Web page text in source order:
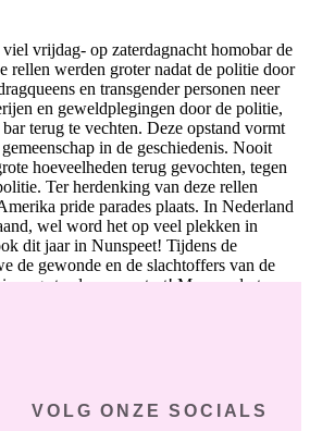
vrijdag- op zaterdagnacht homobar de
rellen werden groter nadat de politie door
en transgender personen neer
en geweldplegingen door de politie,
terug te vechten. Deze opstand vormt
in de geschiedenis. Nooit
hoeveelheden terug gevochten, tegen
Ter herdenking van deze rellen
pride parades plaats. In Nederland
wel word het op veel plekken in
dit jaar in Nunspeet! Tijdens de
de gewonde en de slachtoffers van de
nog steeds een protest! Maar ondertussen
VOLG ONZE SOCIALS